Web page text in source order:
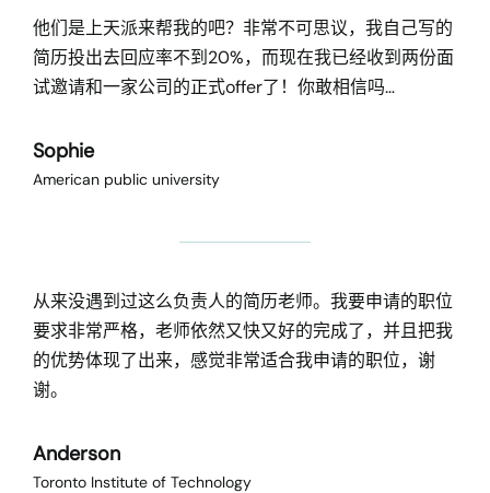
他们是上天派来帮我的吧？非常不可思议，我自己写的
简历投出去回应率不到20%，而现在我已经收到两份面
试邀请和一家公司的正式offer了！你敢相信吗…
Sophie
American public university
从来没遇到过这么负责人的简历老师。我要申请的职位
要求非常严格，老师依然又快又好的完成了，并且把我
的优势体现了出来，感觉非常适合我申请的职位，谢
谢。
Anderson
Toronto Institute of Technology